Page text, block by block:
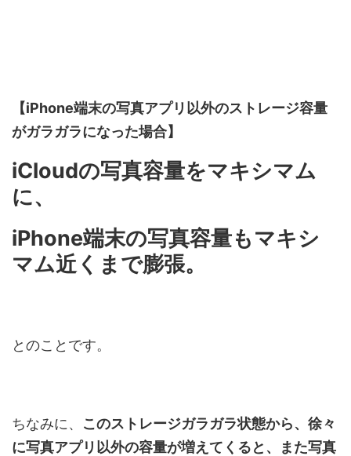
【iPhone端末の写真アプリ以外のストレージ容量
がガラガラになった場合】
iCloudの写真容量をマキシマム
に、
iPhone端末の写真容量もマキシ
マム近くまで膨張。
とのことです。
ちなみに、 このストレージガラガラ状態から、徐々
に写真アプリ以外の容量が増えてくると、また写真